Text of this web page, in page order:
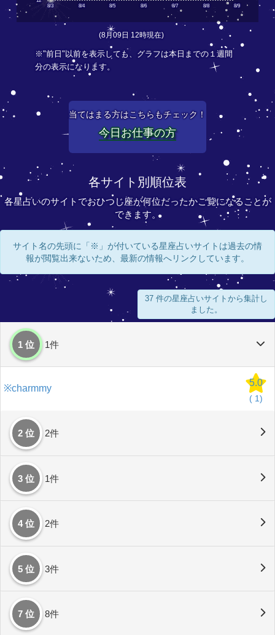
8/3 8/4 8/5 8/6 8/7 8/8 8/9
(8月09日 12時現在)
※"前日"以前を表示しても、グラフは本日までの１週間
分の表示になります。
当てはまる方はこちらもチェック！
今日お仕事の方
各サイト別順位表
各星占いのサイトでおひつじ座が何位だったかご覧になることが
できます。
サイト名の先頭に「※」が付いている星座占いサイトは過去の情
報が閲覧出来ないため、最新の情報へリンクしています。
37 件の星座占いサイトから集計し
ました。
1 位 1件
※charmmy
5.0
( 1)
2 位 2件
3 位 1件
4 位 2件
5 位 3件
7 位 8件